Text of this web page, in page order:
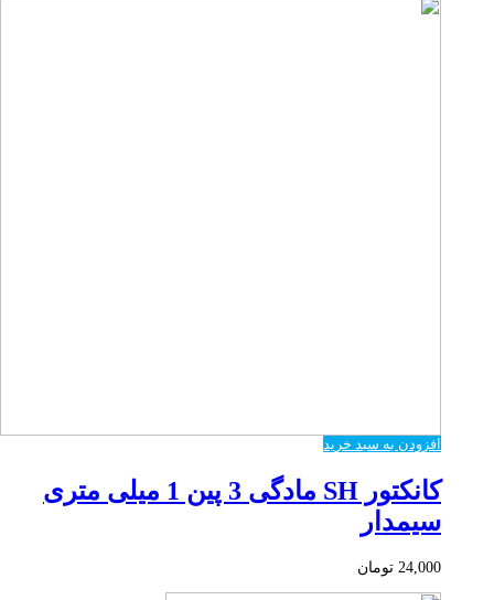
افزودن به سبد خرید
کانکتور SH مادگی 3 پین 1 میلی متری
سیمدار
24,000 تومان